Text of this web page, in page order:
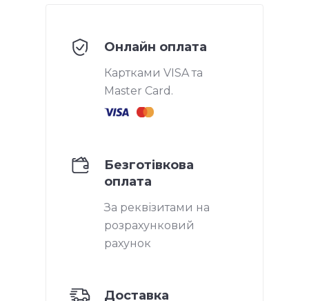
Онлайн оплата
Картками VISA та
Master Card.
Безготівкова
оплата
За реквізитами на
розрахунковий
рахунок
Доставка